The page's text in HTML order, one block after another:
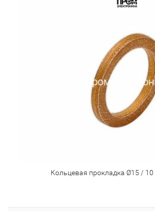
Кольцевая прокладка Ø15 /